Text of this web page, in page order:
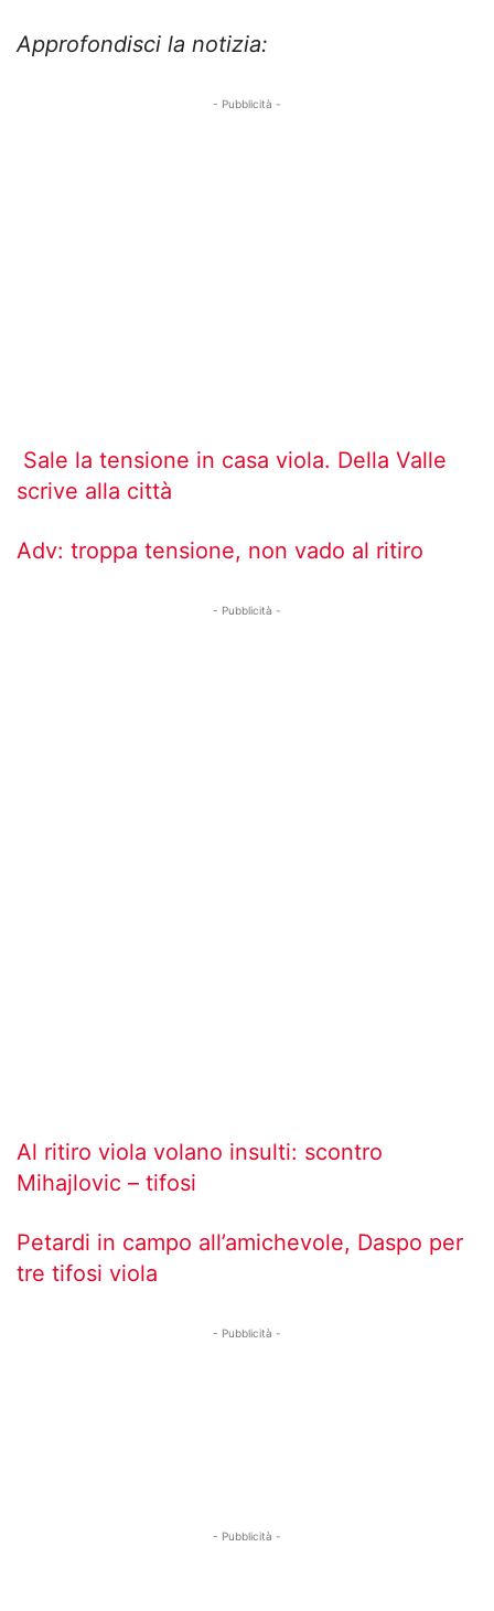
Approfondisci la notizia:
- Pubblicità -
Sale la tensione in casa viola. Della Valle
scrive alla città
Adv: troppa tensione, non vado al ritiro
- Pubblicità -
Al ritiro viola volano insulti: scontro
Mihajlovic – tifosi
Petardi in campo all’amichevole, Daspo per
tre tifosi viola
- Pubblicità -
- Pubblicità -